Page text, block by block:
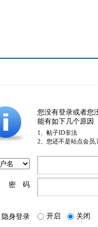
您没有登录或者您
能有如下几个原因
1、帖子ID非法
2、您还不是站点会员
密 码
隐身登录 开启 关闭